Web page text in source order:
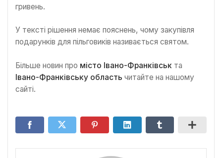
гривень.
У тексті рішення немає пояснень, чому закупівля
подарунків для пільговиків називається святом.
Більше новин про місто Івано-Франківськ та
Івано-Франківську область читайте на нашому
сайті.